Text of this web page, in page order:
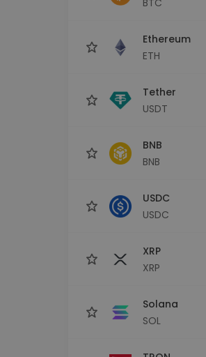
Ethereum
ETH
Tether
USDT
BNB
BNB
USDC
USDC
XRP
XRP
Solana
SOL